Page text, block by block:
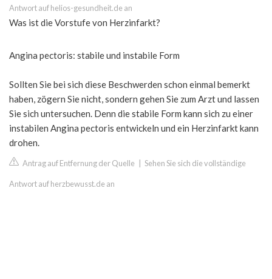
Antwort auf helios-gesundheit.de an
Was ist die Vorstufe von Herzinfarkt?
Angina pectoris: stabile und instabile Form
Sollten Sie bei sich diese Beschwerden schon einmal bemerkt
haben, zögern Sie nicht, sondern gehen Sie zum Arzt und lassen
Sie sich untersuchen. Denn die stabile Form kann sich zu einer
instabilen Angina pectoris entwickeln und ein Herzinfarkt kann
drohen.
Antrag auf Entfernung der Quelle Sehen Sie sich die vollständige
Antwort auf herzbewusst.de an